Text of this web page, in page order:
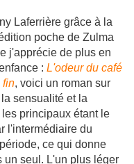
Laferrière grâce à la
poche de Zulma
j'apprécie de plus en
: L'odeur du café
fin, voici un roman sur
sensualité et la
principaux étant le
l'intermédiaire du
ce qui donne
un seul. L'un plus léger